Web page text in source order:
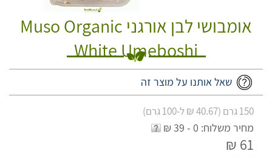
אומבושי לבן אורגני Muso Organic
White Umeboshi
שאל אותנו על מוצר זה
150 גרם (40.67 ₪ ל-100 גרם)
מחיר משלוח: 0 - 39 ₪
61 ₪